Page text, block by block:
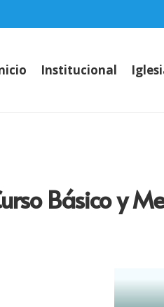
Institucional
Básico y